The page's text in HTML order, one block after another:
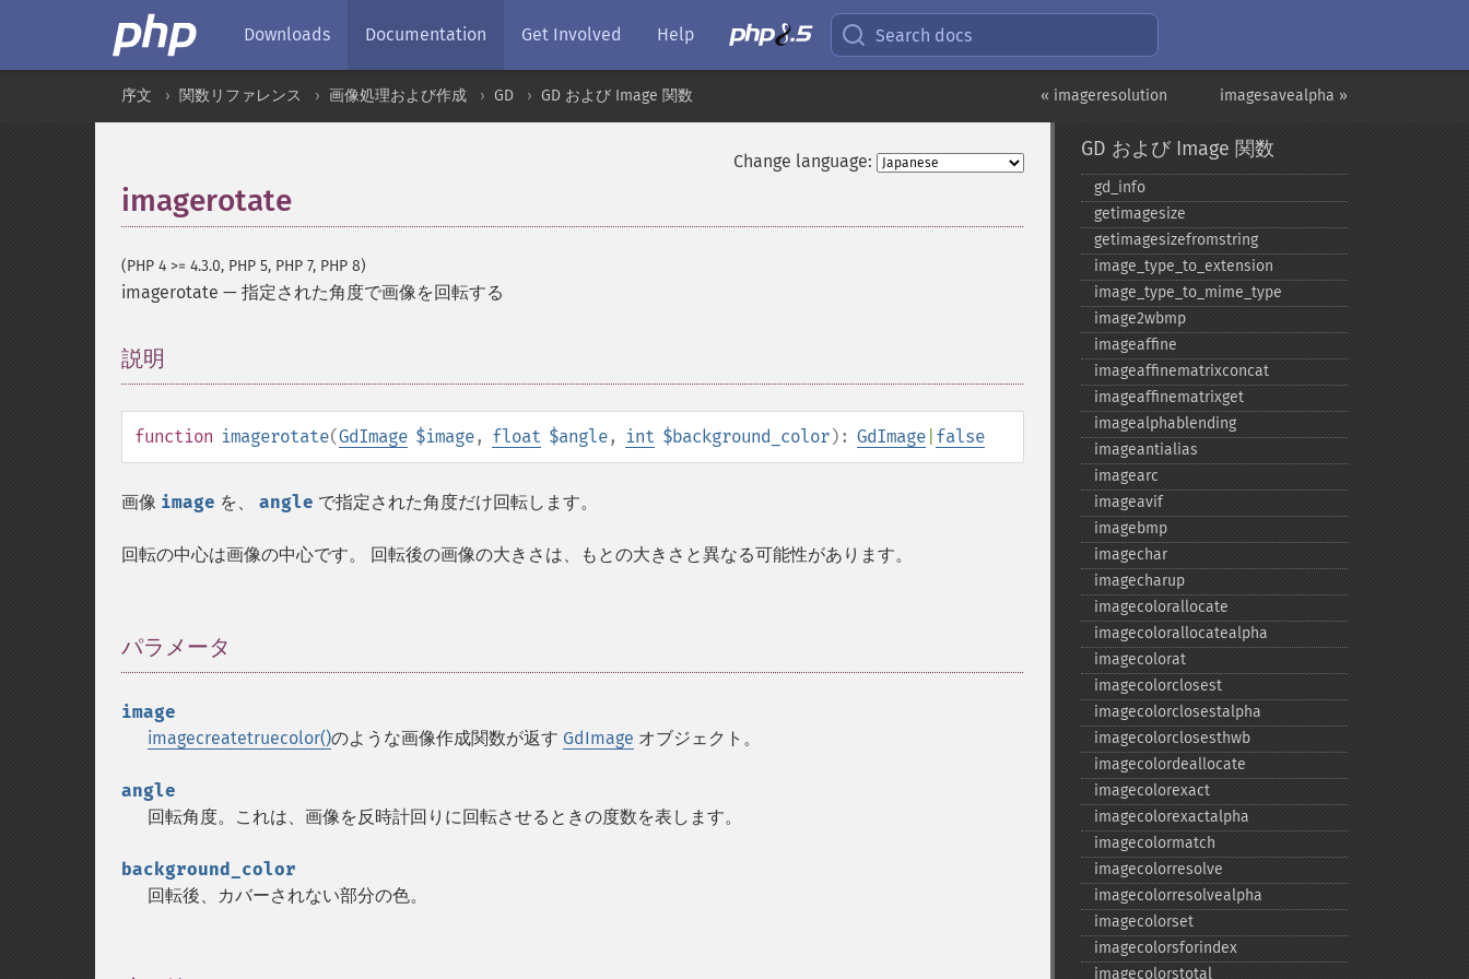
Downloads Documentation Get Involved Help Search docs
imagesavealpha »
« imageresolution
序文 関数リファレンス 画像処理および作成 GD GD および Image 関数
Change language:
imagerotate
(PHP 4 >= 4.3.0, PHP 5, PHP 7, PHP 8)
imagerotate — 指定された角度で画像を回転する
説明
function imagerotate(GdImage $image, float $angle, int $background_color): GdImage false
画像 image を、 angle で指定された角度だけ回転します。
回転の中心は画像の中心です。 回転後の画像の大きさは、もとの大きさと異なる可能性があります。
パラメータ
image
imagecreatetruecolor()のような画像作成関数が返す GdImage オブジェクト。
angle
回転角度。これは、画像を反時計回りに回転させるときの度数を表します。
background_color
回転後、カバーされない部分の色。
GD および Image 関数
gd_​info
getimagesize
getimagesizefromstring
image_​type_​to_​extension
image_​type_​to_​mime_​type
image2wbmp
imageaffine
imageaffinematrixconcat
imageaffinematrixget
imagealphablending
imageantialias
imagearc
imageavif
imagebmp
imagechar
imagecharup
imagecolorallocate
imagecolorallocatealpha
imagecolorat
imagecolorclosest
imagecolorclosestalpha
imagecolorclosesthwb
imagecolordeallocate
imagecolorexact
imagecolorexactalpha
imagecolormatch
imagecolorresolve
imagecolorresolvealpha
imagecolorset
imagecolorsforindex
imagecolorstotal